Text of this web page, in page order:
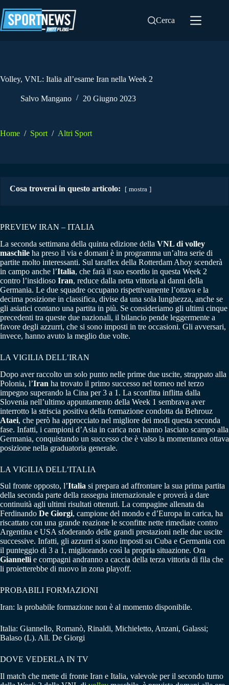
al
contenuto
Cerca
Volley, VNL: Italia all’esame Iran nella Week 2
Salvo Mangano 20 Giugno 2023
Home / Sport / Altri Sport
Cosa troverai in questo articolo: mostra
PREVIEW IRAN – ITALIA
La seconda settimana della quinta edizione della VNL di volley
maschile ha preso il via e domani è in programma un’altra serie di
partite molto interessanti. Sul taraflex della Rotterdam Ahoy scenderà
in campo anche l’Italia, che farà il suo esordio in questa Week 2
contro l’insidioso Iran, reduce dalla netta vittoria ai danni della
Germania. Le due squadre occupano rispettivamente l’ottava e la
decima posizione in classifica, divise da una sola lunghezza, anche se
gli asiatici contano una partita in più. Se consideriamo gli ultimi cinque
precedenti tra queste due nazionali, il bilancio pende leggermente a
favore degli azzurri, che si sono imposti in tre occasioni. Gli avversari,
invece, hanno avuto la meglio due volte.
LA VIGILIA DELL’IRAN
Dopo aver raccolto un solo punto nelle prime due uscite, strappato alla
Polonia, l’Iran ha trovato il primo successo nel torneo nel terzo
impegno superando la Cina per 3 a 1. La sconfitta inflitta dalla
Slovenia nell’ultimo appuntamento della Week 1 sembrava aver
interrotto la striscia positiva della formazione condotta da Behrouz
Ataei, che però ha approcciato nel migliore dei modi questa seconda
fase. Infatti, i campioni d’Asia in carica non hanno lasciato scampo alla
Germania, conquistando un successo che è valso la momentanea ottava
posizione nella graduatoria generale.
LA VIGILIA DELL’ITALIA
Sul fronte opposto, l’Italia si prepara ad affrontare la sua prima partita
della seconda parte della rassegna internazionale e proverà a dare
continuità agli ultimi risultati ottenuti. La compagine allenata da
Ferdinando De Giorgi, campione del mondo e d’Europa in carica, ha
riscattato con una grande reazione le sconfitte nette rimediate contro
Argentina e USA sfoderando delle grandi prestazioni nelle due uscite
successive. Infatti, gli azzurri si sono imposti su Cuba e Germania con
il punteggio di 3 a 1, migliorando così la propria situazione. Ora
Giannelli e compagni andranno a caccia della terza vittoria di fila che
li proietterebbe di nuovo in zona playoff.
PROBABILI FORMAZIONI
Iran: la probabile formazione non è al momento disponibile.
Italia: Giannello, Romanò, Rinaldi, Michieletto, Anzani, Galassi;
Balaso (L). All. De Giorgi
DOVE VEDERLA IN TV
Il match che mette di fronte Iran e Italia, valevole per il secondo turno